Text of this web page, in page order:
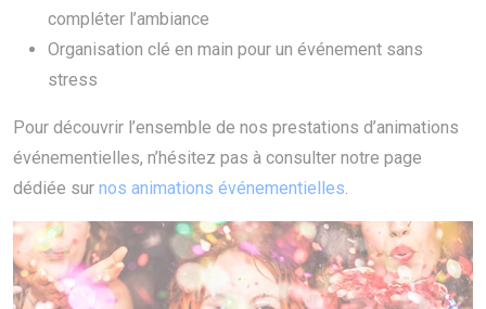
compléter l’ambiance
Organisation clé en main pour un événement sans
stress
Pour découvrir l’ensemble de nos prestations d’animations
événementielles, n’hésitez pas à consulter notre page
dédiée sur nos animations événementielles.